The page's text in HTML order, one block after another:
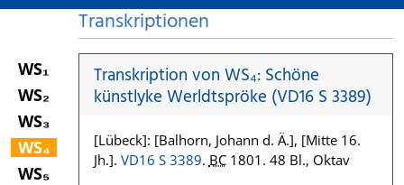
WS₁
WS₂
WS₃
WS₄
WS₅
Transkriptionen
Transkription von WS₄: Schöne
künstlyke Werldtspröke (VD16 S 3389)
[Lübeck]: [Balhorn, Johann d. Ä.], [Mitte 16.
Jh.]. VD16 S 3389. BC1801. 48 Bl., Oktav